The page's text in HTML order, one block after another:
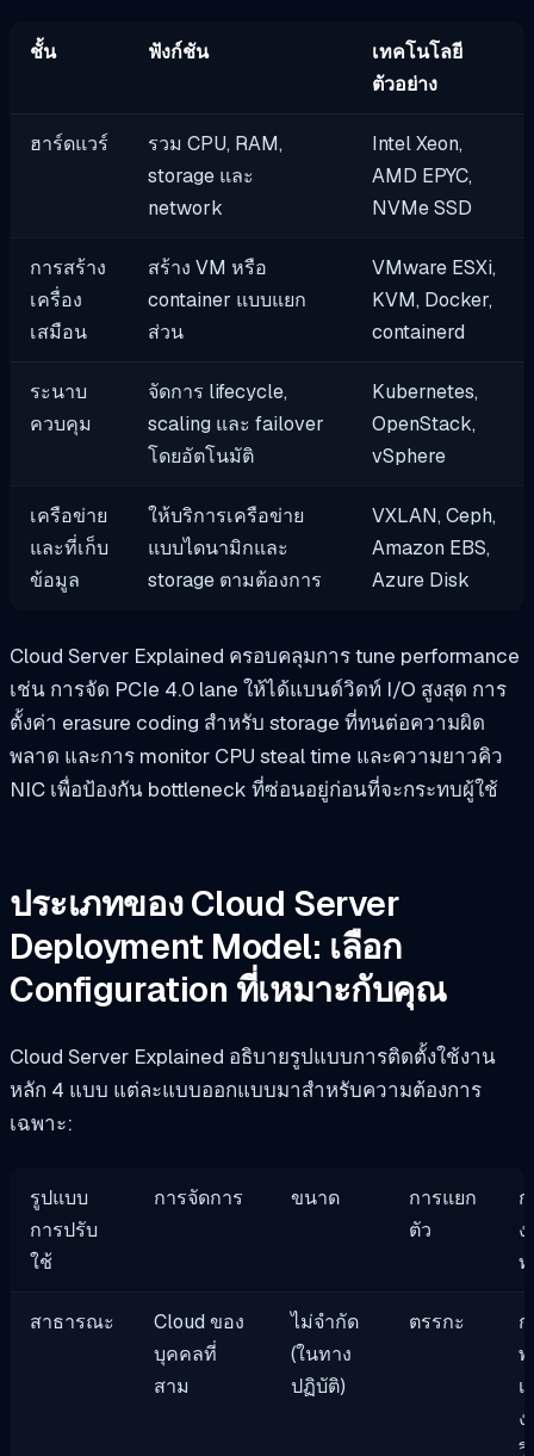
ชั้น ฟังก์ชัน
เทคโนโลยี
ตัวอย่าง
ฮาร์ดแวร์
รวม CPU, RAM,
storage และ
network
Intel Xeon,
AMD EPYC,
NVMe SSD
การสร้าง
เครื่อง
เสมือน
สร้าง VM หรือ
container แบบแยก
ส่วน
VMware ESXi,
KVM, Docker,
containerd
ระนาบ
ควบคุม
จัดการ lifecycle,
scaling และ failover
โดยอัตโนมัติ
Kubernetes,
OpenStack,
vSphere
เครือข่าย
และที่เก็บ
ข้อมูล
ให้บริการเครือข่าย
แบบไดนามิกและ
storage ตามต้องการ
VXLAN, Ceph,
Amazon EBS,
Azure Disk
Cloud Server Explained ครอบคลุมการ tune performance
เช่น การจัด PCIe 4.0 lane ให้ได้แบนด์วิดท์ I/O สูงสุด การ
ตั้งค่า erasure coding สำหรับ storage ที่ทนต่อความผิด
พลาด และการ monitor CPU steal time และความยาวคิว
NIC เพื่อป้องกัน bottleneck ที่ซ่อนอยู่ก่อนที่จะกระทบผู้ใช้
ประเภทของ Cloud Server
Deployment Model: เลือก
Configuration ที่เหมาะกับคุณ
Cloud Server Explained อธิบายรูปแบบการติดตั้งใช้งาน
หลัก 4 แบบ แต่ละแบบออกแบบมาสำหรับความต้องการ
เฉพาะ:
รูปแบบ
การปรับ
ใช้
การจัดการ ขนาด
การแยก
ตัว
สาธารณะ
Cloud ของ
บุคคลที่
สาม
ไม่จำกัด
(ในทาง
ปฏิบัติ)
ตรรกะ
ง,